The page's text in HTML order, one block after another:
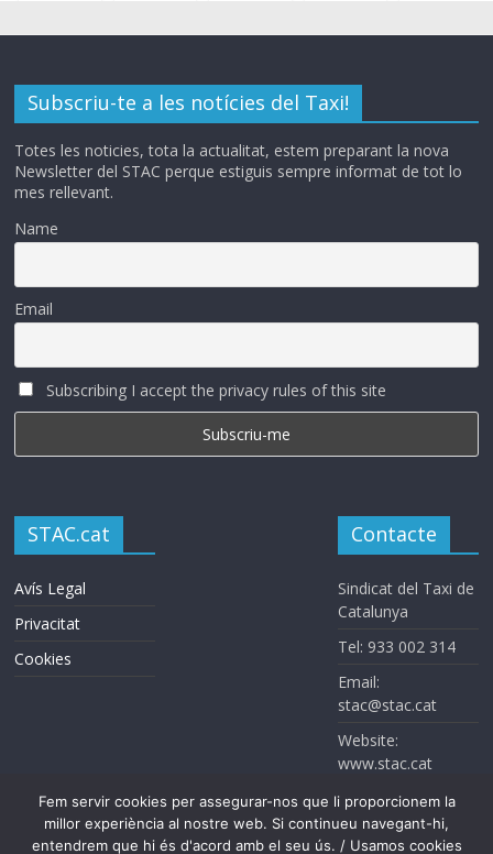
Subscriu-te a les notícies del Taxi!
Totes les noticies, tota la actualitat, estem preparant la nova
Newsletter del STAC perque estiguis sempre informat de tot lo
mes rellevant.
Name
Email
Subscribing I accept the privacy rules of this site
STAC.cat
Avís Legal
Privacitat
Cookies
Contacte
Sindicat del Taxi de
Catalunya
Tel: 933 002 314
Email:
stac@stac.cat
Website:
www.stac.cat
Fem servir cookies per assegurar-nos que li proporcionem la
millor experiència al nostre web. Si continueu navegant-hi,
entendrem que hi és d'acord amb el seu ús. / Usamos cookies